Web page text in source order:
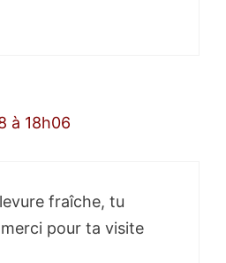
à 18h06
fraîche, tu
pour ta visite